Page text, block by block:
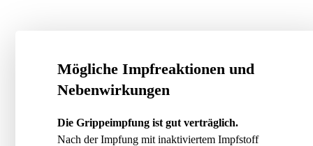
Mögliche Impfreaktionen und
Nebenwirkungen
Die Grippeimpfung ist gut verträglich.
Nach der Impfung mit inaktiviertem Impfstoff